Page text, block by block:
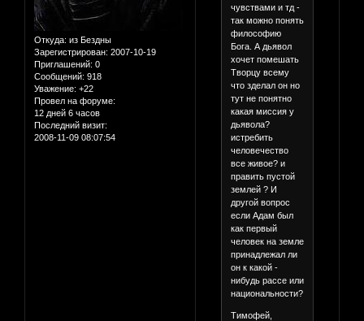
Откуда: из Бездны
Зарегистрирован: 2007-10-19
Приглашений: 0
Сообщений: 918
Уважение: +22
Провел на форуме:
12 дней 6 часов
Последний визит:
2008-11-09 08:07:54
чувствами и тд -
так можно понять
философию
Бога. А дьявол
хочет помешать
Творцу всему
что зделал он но
тут не понятно
какая миссия у
дьявола?
истребить
человечество
все живое? и
править пустой
землей ? И
другой вопрос
если Адам был
как первый
человек на земле
принадлежал ли
он к какой -
нибудь рассе или
национальности?
Тимофей,